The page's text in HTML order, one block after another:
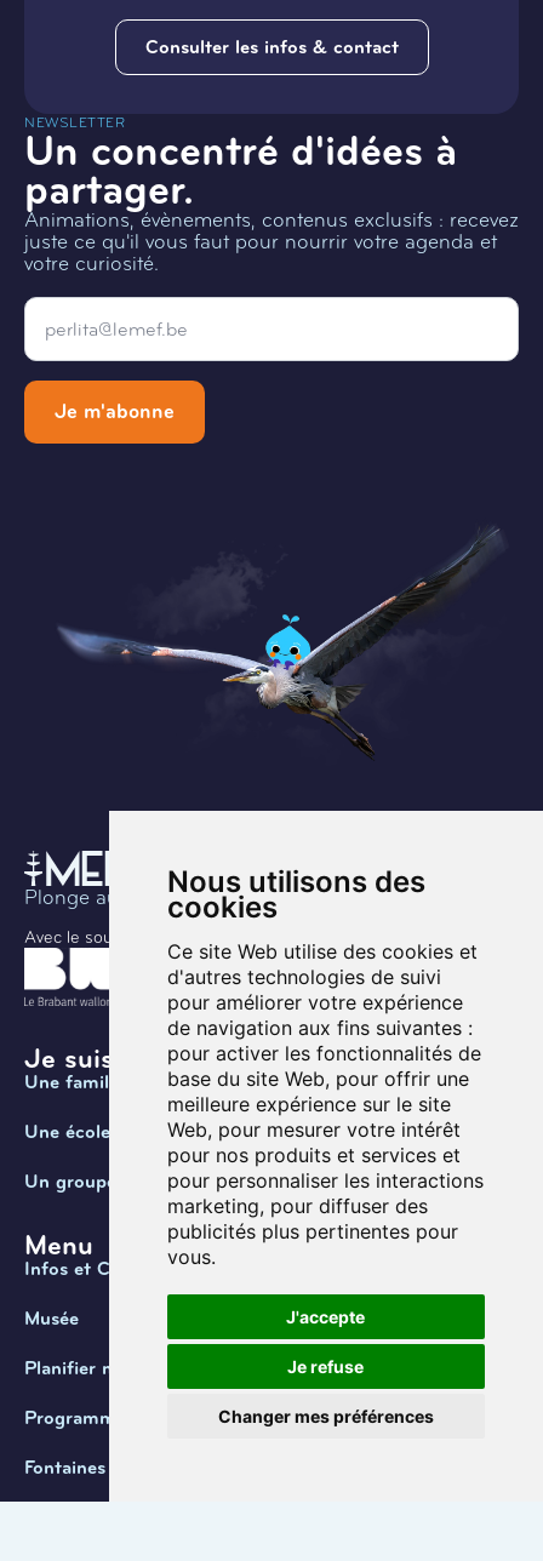
Nous utilisons des
cookies
Ce site Web utilise des cookies et
d'autres technologies de suivi
pour améliorer votre expérience
de navigation aux fins suivantes :
pour activer les fonctionnalités de
base du site Web, pour offrir une
meilleure expérience sur le site
Web, pour mesurer votre intérêt
pour nos produits et services et
pour personnaliser les interactions
marketing, pour diffuser des
publicités plus pertinentes pour
vous.
J'accepte
Je refuse
Changer mes préférences
Consulter les infos & contact
NEWSLETTER
Un concentré d'idées à
partager.
Animations, évènements, contenus exclusifs : recevez
juste ce qu'il vous faut pour nourrir votre agenda et
votre curiosité.
Email
Je m'abonne
Plonge au coeur de l’histoire
Avec le soutien de
Je suis ...
Une famille
Une école
Un groupe
Menu
Infos et Contact
Musée
Planifier ma visite
Programmation
Fontaines de Belgique